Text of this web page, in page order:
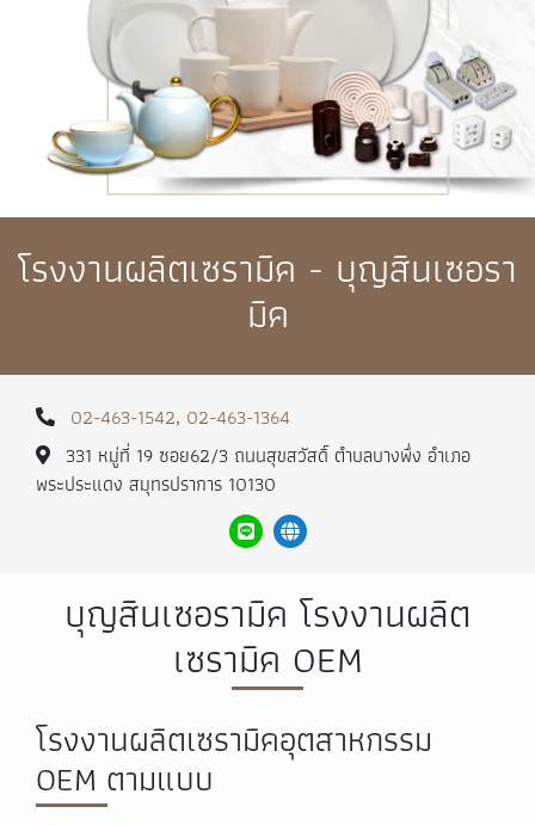
โรงงานผลิตเซรามิค - บุญสินเซอรา
มิค
02-463-1542, 02-463-1364
331 หมู่ที่ 19 ซอย62/3 ถนนสุขสวัสดิ์ ตำบลบางพึ่ง อำเภอ
พระประแดง สมุทรปราการ 10130
บุญสินเซอรามิค โรงงานผลิต
เซรามิค OEM
โรงงานผลิตเซรามิคอุตสาหกรรม
OEM ตามแบบ